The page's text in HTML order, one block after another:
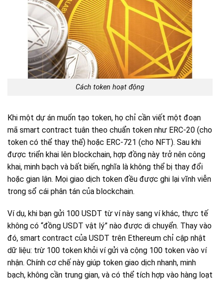
Cách token hoạt động
Khi một dự án muốn tạo token, họ chỉ cần viết một đoạn
mã smart contract tuân theo chuẩn token như ERC-20 (cho
token có thể thay thế) hoặc ERC-721 (cho NFT). Sau khi
được triển khai lên blockchain, hợp đồng này trở nên công
khai, minh bạch và bất biến, nghĩa là không thể bị thay đổi
hoặc gian lận. Mọi giao dịch token đều được ghi lại vĩnh viễn
trong sổ cái phân tán của blockchain.
Ví dụ, khi bạn gửi 100 USDT từ ví này sang ví khác, thực tế
không có “đồng USDT vật lý” nào được di chuyển. Thay vào
đó, smart contract của USDT trên Ethereum chỉ cập nhật
dữ liệu: trừ 100 token khỏi ví gửi và cộng 100 token vào ví
nhận. Chính cơ chế này giúp token giao dịch nhanh, minh
bạch, không cần trung gian, và có thể tích hợp vào hàng loạt